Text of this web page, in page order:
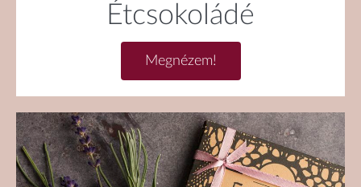
Étcsokoládé
Megnézem!